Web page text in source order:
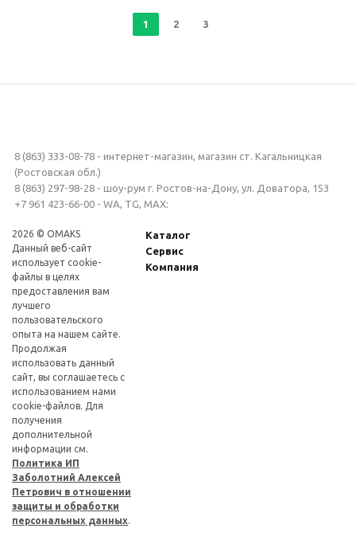
1 2 3
8 (863) 333-08-78 - интернет-магазин, магазин ст. Кагальницкая
(Ростовская обл.)
8 (863) 297-98-28 - шоу-рум г. Ростов-на-Дону, ул. Доватора, 153
+7 961 423-66-00 - WA, TG, MAX:
2026 © OMAKS
Данный веб-сайт
использует cookie-
файлы в целях
предоставления вам
лучшего
пользовательского
опыта на нашем сайте.
Продолжая
использовать данный
сайт, вы соглашаетесь с
использованием нами
cookie-файлов. Для
получения
дополнительной
информации см.
Политика ИП
Заболотний Алексей
Петрович в отношении
защиты и обработки
персональных данных.
Каталог
Сервис
Компания